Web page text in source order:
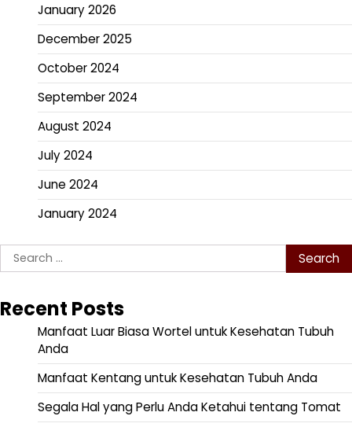
January 2026
December 2025
October 2024
September 2024
August 2024
July 2024
June 2024
January 2024
Search
for:
Recent Posts
Manfaat Luar Biasa Wortel untuk Kesehatan Tubuh
Anda
Manfaat Kentang untuk Kesehatan Tubuh Anda
Segala Hal yang Perlu Anda Ketahui tentang Tomat